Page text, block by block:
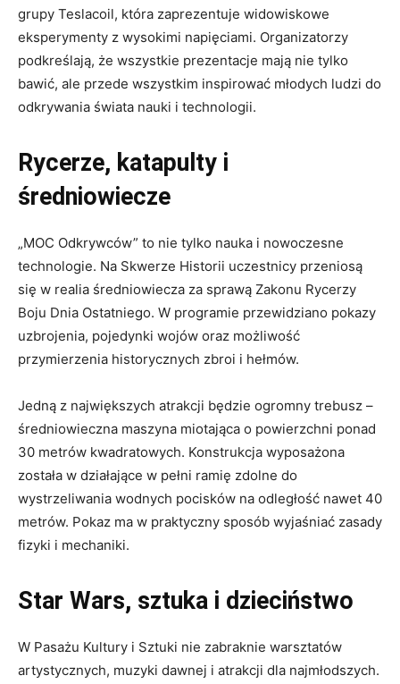
grupy Teslacoil, która zaprezentuje widowiskowe
eksperymenty z wysokimi napięciami. Organizatorzy
podkreślają, że wszystkie prezentacje mają nie tylko
bawić, ale przede wszystkim inspirować młodych ludzi do
odkrywania świata nauki i technologii.
Rycerze, katapulty i
średniowiecze
„MOC Odkrywców” to nie tylko nauka i nowoczesne
technologie. Na Skwerze Historii uczestnicy przeniosą
się w realia średniowiecza za sprawą Zakonu Rycerzy
Boju Dnia Ostatniego. W programie przewidziano pokazy
uzbrojenia, pojedynki wojów oraz możliwość
przymierzenia historycznych zbroi i hełmów.
Jedną z największych atrakcji będzie ogromny trebusz –
średniowieczna maszyna miotająca o powierzchni ponad
30 metrów kwadratowych. Konstrukcja wyposażona
została w działające w pełni ramię zdolne do
wystrzeliwania wodnych pocisków na odległość nawet 40
metrów. Pokaz ma w praktyczny sposób wyjaśniać zasady
fizyki i mechaniki.
Star Wars, sztuka i dzieciństwo
W Pasażu Kultury i Sztuki nie zabraknie warsztatów
artystycznych, muzyki dawnej i atrakcji dla najmłodszych.